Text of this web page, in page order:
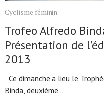
Cyclisme féminin
Trofeo Alfredo
Présentation de
2013
Ce dimanche a lieu le
Binda, deuxième...